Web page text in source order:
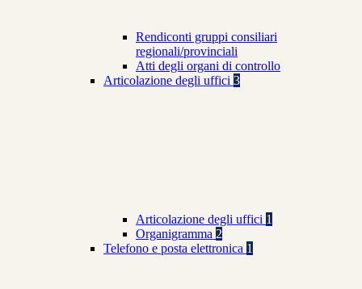
Rendiconti gruppi consiliari
regionali/provinciali
Atti degli organi di controllo
Articolazione degli uffici 3
Articolazione degli uffici 1
Organigramma 2
Telefono e posta elettronica 1